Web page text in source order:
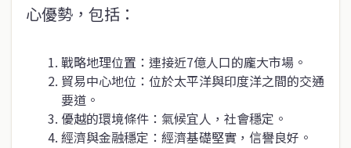
心優勢，包括：
戰略地理位置：連接近7億人口的龐大市場。
貿易中心地位：位於太平洋與印度洋之間的交通
要道。
優越的環境條件：氣候宜人，社會穩定。
經濟與金融穩定：經濟基礎堅實，信譽良好。